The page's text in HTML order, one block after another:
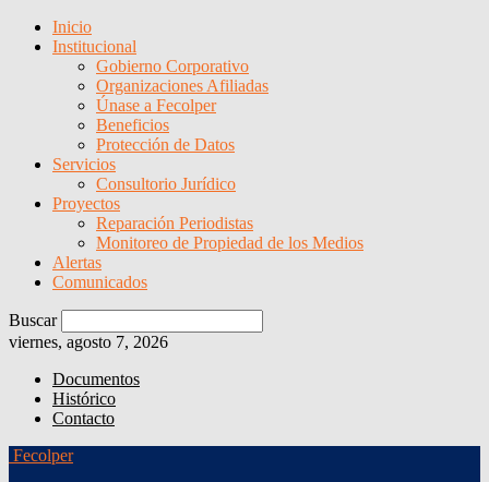
Inicio
Institucional
Gobierno Corporativo
Organizaciones Afiliadas
Únase a Fecolper
Beneficios
Protección de Datos
Servicios
Consultorio Jurídico
Proyectos
Reparación Periodistas
Monitoreo de Propiedad de los Medios
Alertas
Comunicados
Buscar
viernes, agosto 7, 2026
Documentos
Histórico
Contacto
Fecolper